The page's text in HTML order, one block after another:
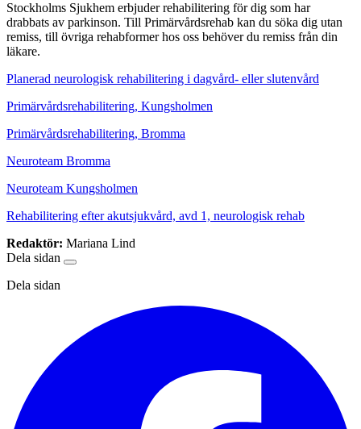
Stockholms Sjukhem erbjuder rehabilitering för dig som har
drabbats av parkinson. Till Primärvårdsrehab kan du söka dig utan
remiss, till övriga rehabformer hos oss behöver du remiss från din
läkare.
Planerad neurologisk rehabilitering i dagvård- eller slutenvård
Primärvårdsrehabilitering, Kungsholmen
Primärvårdsrehabilitering, Bromma
Neuroteam Bromma
Neuroteam Kungsholmen
Rehabilitering efter akutsjukvård, avd 1, neurologisk rehab
Redaktör: Mariana Lind
Dela sidan
Dela sidan